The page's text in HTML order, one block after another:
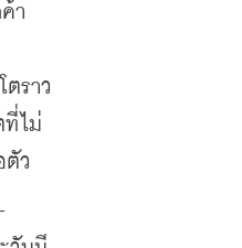
า
ที่ไม่
ตัว